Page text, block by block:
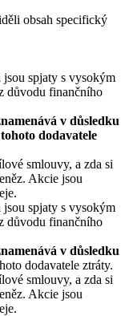
obsah specifický
spjaty s vysokým
důvodu finančního
v důsledku
dodavatele
smlouvy, a zda si
Akcie jsou
spjaty s vysokým
důvodu finančního
v důsledku
dodavatele ztráty.
smlouvy, a zda si
Akcie jsou